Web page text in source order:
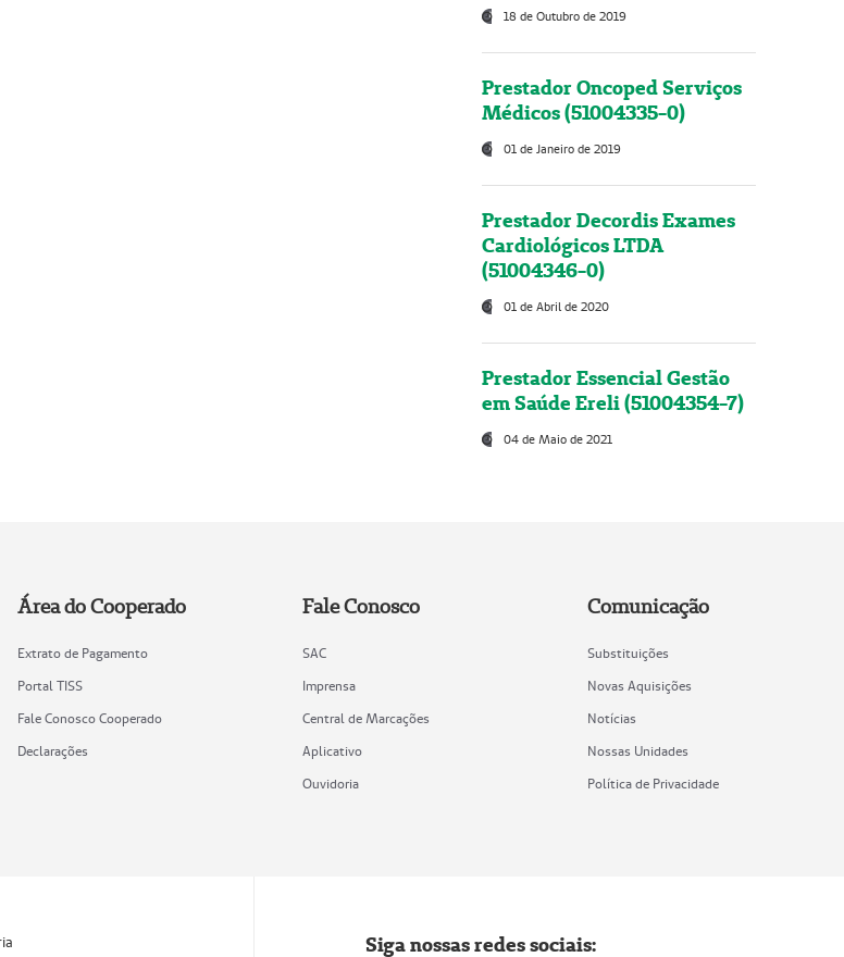
18 de Outubro de 2019
Prestador Oncoped Serviços
Médicos (51004335-0)
01 de Janeiro de 2019
Prestador Decordis Exames
Cardiológicos LTDA
(51004346-0)
01 de Abril de 2020
Prestador Essencial Gestão
em Saúde Ereli (51004354-7)
04 de Maio de 2021
Área do Cooperado
Extrato de Pagamento
Portal TISS
Fale Conosco Cooperado
Declarações
Fale Conosco
SAC
Imprensa
Central de Marcações
Aplicativo
Ouvidoria
Comunicação
Substituições
Novas Aquisições
Notícias
Nossas Unidades
Política de Privacidade
Siga nossas redes sociais: